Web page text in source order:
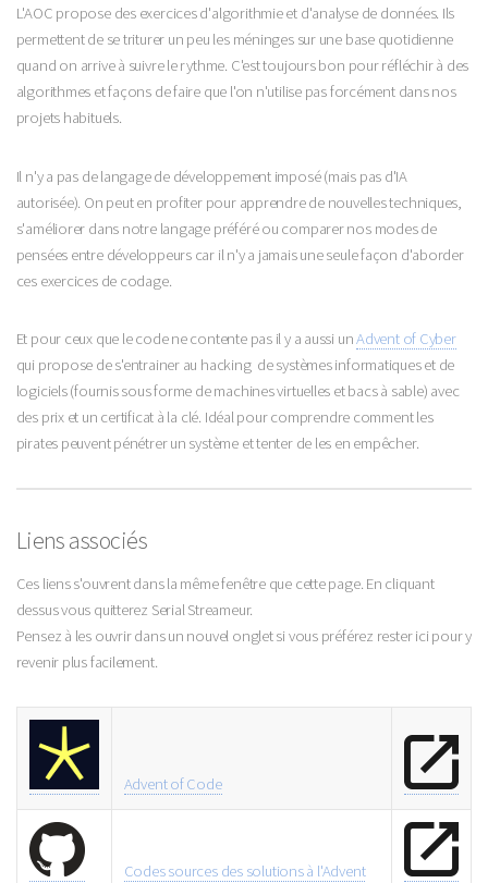
L'AOC propose des exercices d'algorithmie et d'analyse de données. Ils
permettent de se triturer un peu les méninges sur une base quotidienne
quand on arrive à suivre le rythme. C'est toujours bon pour réfléchir à des
algorithmes et façons de faire que l'on n'utilise pas forcément dans nos
projets habituels.
Il n'y a pas de langage de développement imposé (mais pas d'IA
autorisée). On peut en profiter pour apprendre de nouvelles techniques,
s'améliorer dans notre langage préféré ou comparer nos modes de
pensées entre développeurs car il n'y a jamais une seule façon d'aborder
ces exercices de codage.
Et pour ceux que le code ne contente pas il y a aussi unAdvent of Cyber
qui propose de s'entrainer au hacking de systèmes informatiques et de
logiciels (fournis sous forme de machines virtuelles et bacs à sable) avec
des prix et un certificat à la clé. Idéal pour comprendre comment les
pirates peuvent pénétrer un système et tenter de les en empêcher.
Liens associés
Ces liens s'ouvrent dans la même fenêtre que cette page. En cliquant
dessus vous quitterez Serial Streameur.
Pensez à les ouvrir dans un nouvel onglet si vous préférez rester ici pour y
revenir plus facilement.
Advent of Code
Codes sources des solutions à l'Advent